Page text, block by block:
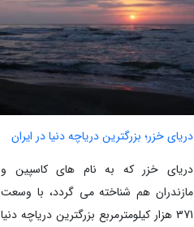
دریای خزر؛ بزرگترین دریاچه دنیا در ایران
دریای خزر که به نام های کاسپین و
مازندران هم شناخته می گردد، با وسعت
371 هزار کیلومترمربع بزرگترین دریاچه دنیا